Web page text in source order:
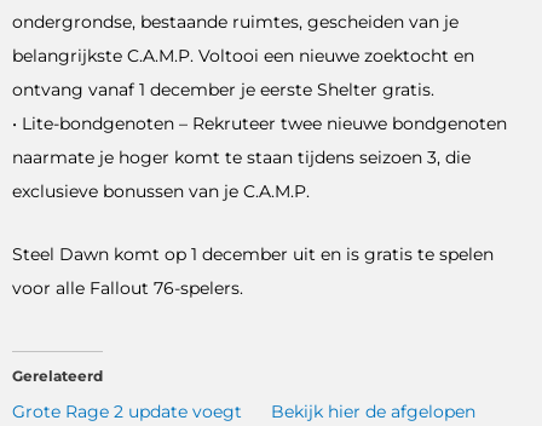
ondergrondse, bestaande ruimtes, gescheiden van je
belangrijkste C.A.M.P. Voltooi een nieuwe zoektocht en
ontvang vanaf 1 december je eerste Shelter gratis.
• Lite-bondgenoten – Rekruteer twee nieuwe bondgenoten
naarmate je hoger komt te staan ​​tijdens seizoen 3, die
exclusieve bonussen van je C.A.M.P.
Steel Dawn komt op 1 december uit en is gratis te spelen
voor alle Fallout 76-spelers.
Gerelateerd
Grote Rage 2 update voegt
Bekijk hier de afgelopen